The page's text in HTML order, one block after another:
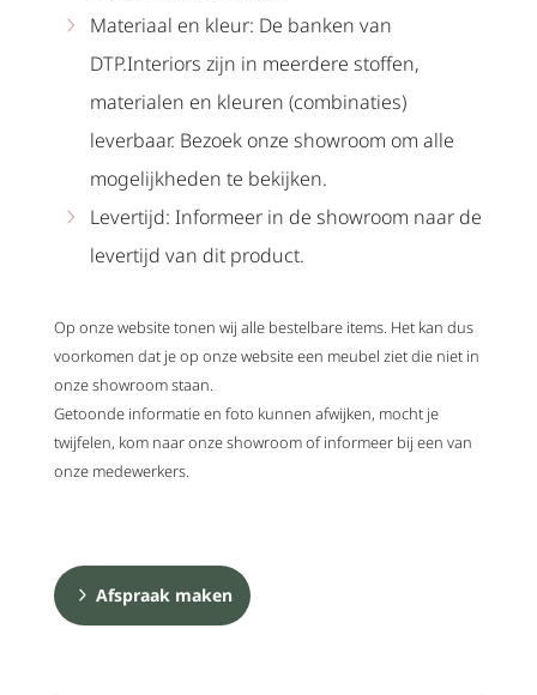
Materiaal en kleur: De banken van
DTP.Interiors zijn in meerdere stoffen,
materialen en kleuren (combinaties)
leverbaar. Bezoek onze showroom om alle
mogelijkheden te bekijken.
Levertijd: Informeer in de showroom naar de
levertijd van dit product.
Op onze website tonen wij alle bestelbare items. Het kan dus
voorkomen dat je op onze website een meubel ziet die niet in
onze showroom staan.
Getoonde informatie en foto kunnen afwijken, mocht je
twijfelen, kom naar onze showroom of informeer bij een van
onze medewerkers.
Afspraak maken